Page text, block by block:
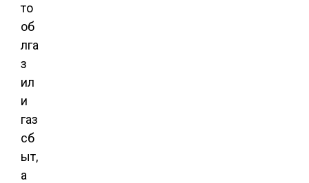
то
об
лга
з
ил
и
газ
сб
ыт,
а